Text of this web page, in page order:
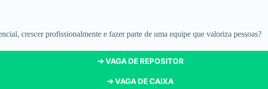
crescer profissionalmente e fazer parte de uma equipe que valoriza pessoas?
➔ VAGA DE REPOSITOR
➔ VAGA DE CAIXA